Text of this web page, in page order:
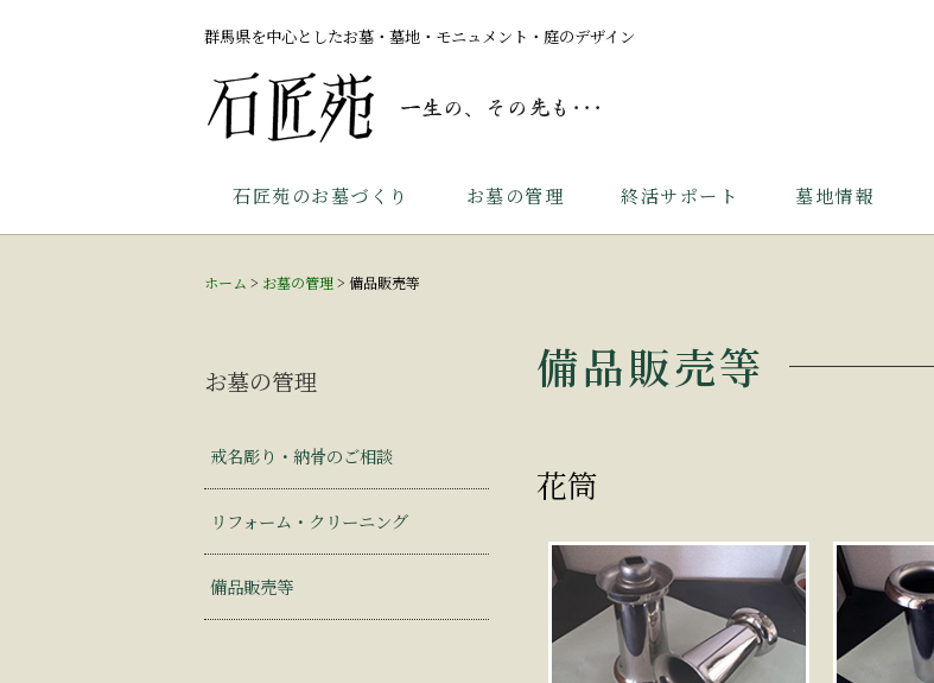
群馬県を中心としたお墓・墓地・モニュメント・庭のデザイン
石匠苑のお墓づくり お墓の管理 終活サポート 墓地情報
ホーム > お墓の管理> 備品販売等
備品販売等
花筒
お墓の管理
戒名彫り・納骨のご相談
リフォーム・クリーニング
備品販売等